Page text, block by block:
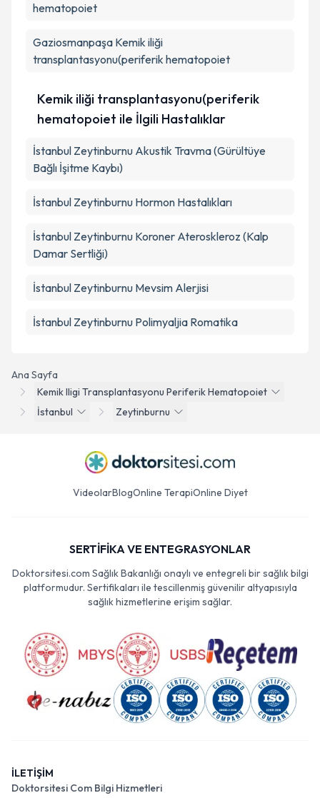
Ana Sayfa
Kemik Iligi Transplantasyonu Periferik Hematopoiet
İstanbul
Zeytinburnu
hematopoiet
Gaziosmanpaşa Kemik iliği
transplantasyonu(periferik hematopoiet
Kemik iliği transplantasyonu(periferik
hematopoiet ile İlgili Hastalıklar
İstanbul Zeytinburnu Akustik Travma (Gürültüye
Bağlı İşitme Kaybı)
İstanbul Zeytinburnu Hormon Hastalıkları
İstanbul Zeytinburnu Koroner Ateroskleroz (Kalp
Damar Sertliği)
İstanbul Zeytinburnu Mevsim Alerjisi
İstanbul Zeytinburnu Polimyaljia Romatika
VideolarBlogOnline TerapiOnline Diyet
SERTİFİKA VE ENTEGRASYONLAR
Doktorsitesi.com Sağlık Bakanlığı onaylı ve entegreli bir sağlık bilgi
platformudur. Sertifikaları ile tescillenmiş güvenilir altyapısıyla
sağlık hizmetlerine erişim sağlar.
İLETİŞİM
Doktorsitesi Com Bilgi Hizmetleri